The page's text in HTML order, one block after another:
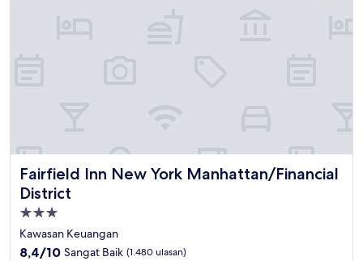
Fairfield Inn New York Manhattan/Financial
District
Fairfield Inn New York Manhattan/Financial District
Properti
bintang
3.0
Kawasan Keuangan
8.4
8,4/10 Sangat Baik (1.480 ulasan)